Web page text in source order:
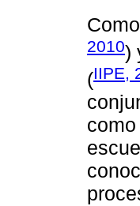
2010)
(IIPE,